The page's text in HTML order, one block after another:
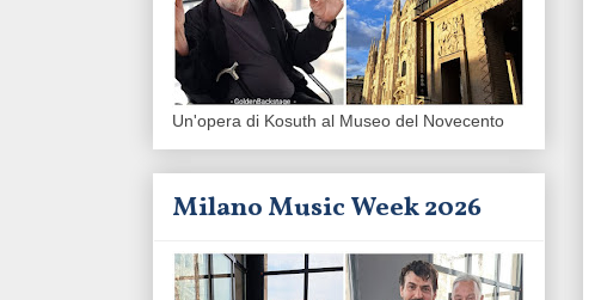
Un'opera di Kosuth al Museo del Novecento
Milano Music Week 2026